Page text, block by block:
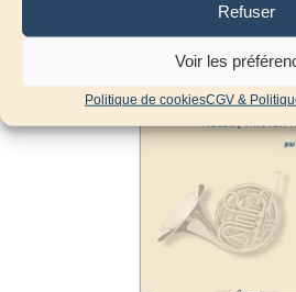
Refuser
Voir les
Politique de cookiesCGV &